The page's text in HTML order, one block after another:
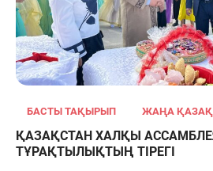
БАСТЫ ТАҚЫРЫП ЖАҢА
ҚАЗАҚСТАН ХАЛҚЫ
ТҰРАҚТЫЛЫҚТЫҢ ТІРЕГІ